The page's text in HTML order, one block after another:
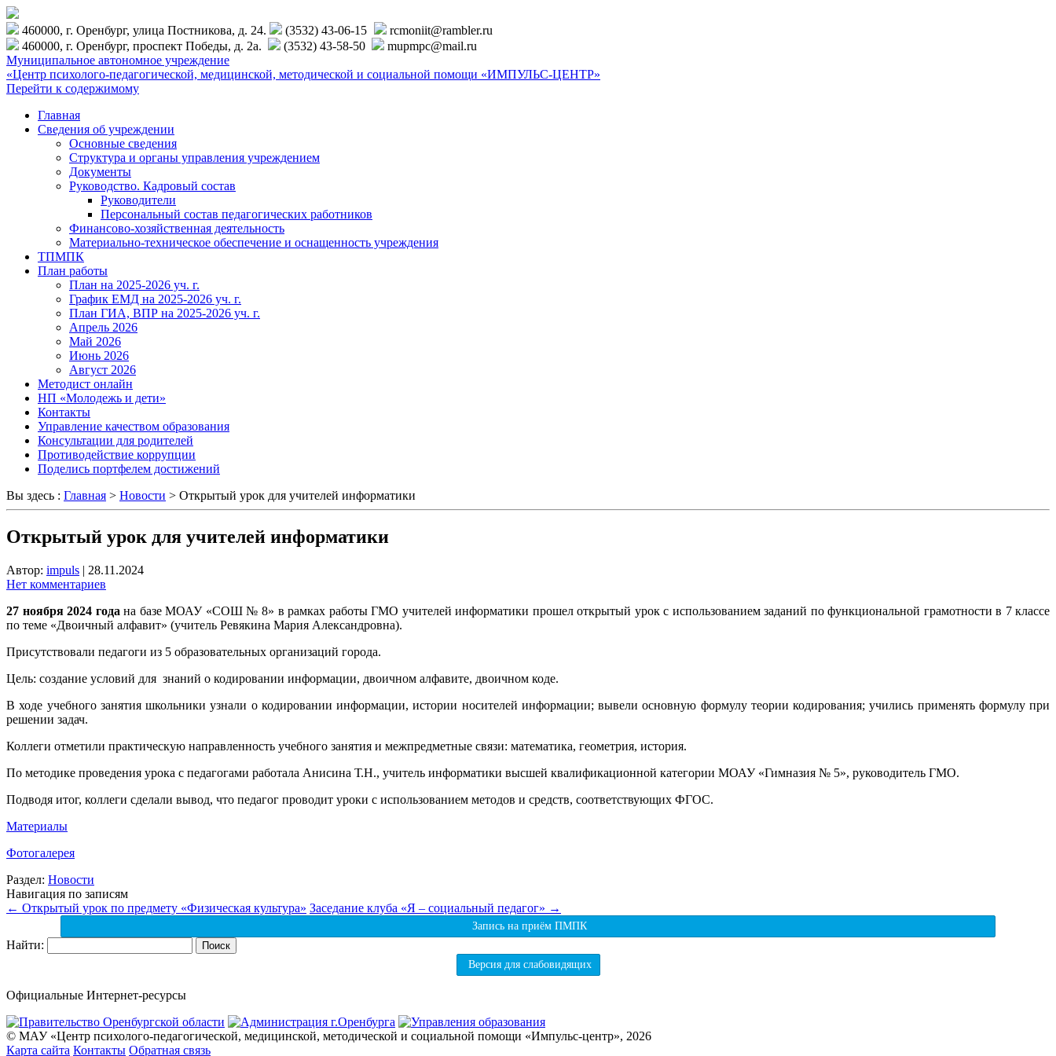
460000, г. Оренбург, улица Постникова, д. 24. (3532) 43-06-15
rcmoniit@rambler.ru
460000, г. Оренбург, проспект Победы, д. 2а.
(3532) 43-58-50
mupmpc@mail.ru
Муниципальное автономное учреждение
«Центр психолого-педагогической, медицинской, методической и социальной помощи «ИМПУЛЬС-ЦЕНТР»
Перейти к содержимому
Главная
Сведения об учреждении
Основные сведения
Структура и органы управления учреждением
Документы
Руководство. Кадровый состав
Руководители
Персональный состав педагогических работников
Финансово-хозяйственная деятельность
Материально-техническое обеспечение и оснащенность учреждения
ТПМПК
План работы
План на 2025-2026 уч. г.
График ЕМД на 2025-2026 уч. г.
План ГИА, ВПР на 2025-2026 уч. г.
Апрель 2026
Май 2026
Июнь 2026
Август 2026
Методист онлайн
НП «Молодежь и дети»
Контакты
Управление качеством образования
Консультации для родителей
Противодействие коррупции
Поделись портфелем достижений
Вы здесь : Главная > Новости > Открытый урок для учителей информатики
Открытый урок для учителей информатики
Автор: impuls | 28.11.2024
Нет комментариев
27 ноября 2024 года на базе МОАУ «СОШ № 8» в рамках работы ГМО учителей информатики прошел открытый урок с использованием заданий по функциональной грамотности в 7 классе
по теме «Двоичный алфавит» (учитель Ревякина Мария Александровна).
Присутствовали педагоги из 5 образовательных организаций города.
Цель: создание условий для знаний о кодировании информации, двоичном алфавите, двоичном коде.
В ходе учебного занятия школьники узнали о кодировании информации, истории носителей информации; вывели основную формулу теории кодирования; учились применять формулу при
решении задач.
Коллеги отметили практическую направленность учебного занятия и межпредметные связи: математика, геометрия, история.
По методике проведения урока с педагогами работала Анисина Т.Н., учитель информатики высшей квалификационной категории МОАУ «Гимназия № 5», руководитель ГМО.
Подводя итог, коллеги сделали вывод, что педагог проводит уроки с использованием методов и средств, соответствующих ФГОС.
Материалы
Фотогалерея
Раздел: Новости
Навигация по записям
← Открытый урок по предмету «Физическая культура» Заседание клуба «Я – социальный педагог» →
Запись на приём ПМПК
Найти:
Версия для слабовидящих
Официальные Интернет-ресурсы
© МАУ «Центр психолого-педагогической, медицинской, методической и социальной помощи «Импульс-центр», 2026
Карта сайта Контакты Обратная связь